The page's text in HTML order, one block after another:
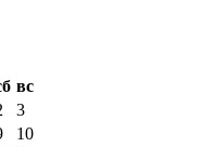
вс
3
10